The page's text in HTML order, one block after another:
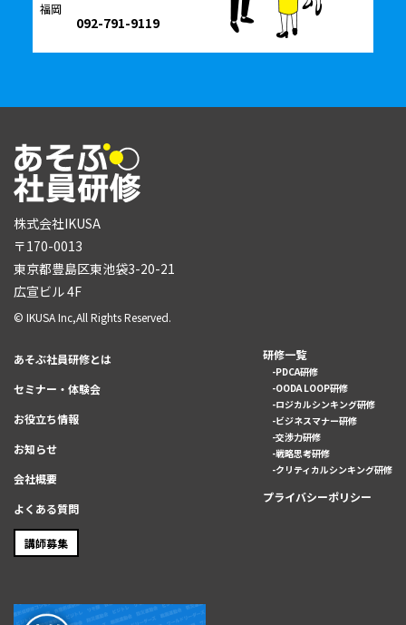
福岡
092-791-9119
株式会社IKUSA
〒170-0013
東京都豊島区東池袋3-20-21
広宣ビル 4F
© IKUSA Inc,All Rights Reserved.
あそぶ社員研修とは
セミナー・体験会
お役立ち情報
お知らせ
会社概要
よくある質問
講師募集
研修一覧
PDCA研修
OODA LOOP研修
ロジカルシンキング研修
ビジネスマナー研修
交渉力研修
戦略思考研修
クリティカルシンキング研修
プライバシーポリシー